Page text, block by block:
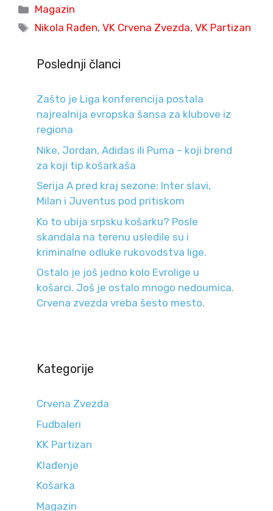
Categories
Magazin
Tags
Nikola Rađen,VK Crvena Zvezda,VK Partizan
Poslednji članci
Zašto je Liga konferencija postala
najrealnija evropska šansa za klubove iz
regiona
Nike, Jordan, Adidas ili Puma – koji brend
za koji tip košarkaša
Serija A pred kraj sezone: Inter slavi,
Milan i Juventus pod pritiskom
Ko to ubija srpsku košarku? Posle
skandala na terenu usledile su i
kriminalne odluke rukovodstva lige.
Ostalo je još jedno kolo Evrolige u
košarci. Još je ostalo mnogo nedoumica.
Crvena zvezda vreba šesto mesto.
Kategorije
Crvena Zvezda
Fudbaleri
KK Partizan
Klađenje
Košarka
Magazin